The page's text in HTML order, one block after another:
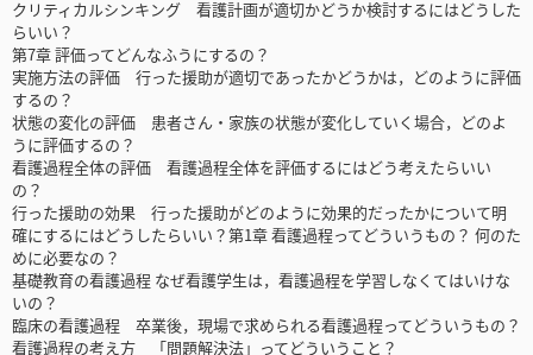
クリティカルシンキング 看護計画が適切かどうか検討するにはどうした
らいい？
第7章 評価ってどんなふうにするの？
実施方法の評価 行った援助が適切であったかどうかは，どのように評価
するの？
状態の変化の評価 患者さん・家族の状態が変化していく場合，どのよ
うに評価するの？
看護過程全体の評価 看護過程全体を評価するにはどう考えたらいい
の？
行った援助の効果 行った援助がどのように効果的だったかについて明
確にするにはどうしたらいい？第1章 看護過程ってどういうもの？ 何のた
めに必要なの？
基礎教育の看護過程 なぜ看護学生は，看護過程を学習しなくてはいけな
いの？
臨床の看護過程 卒業後，現場で求められる看護過程ってどういうもの？
看護過程の考え方 「問題解決法」ってどういうこと？